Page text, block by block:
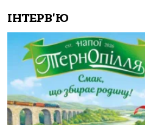
ІНТЕРВ'Ю